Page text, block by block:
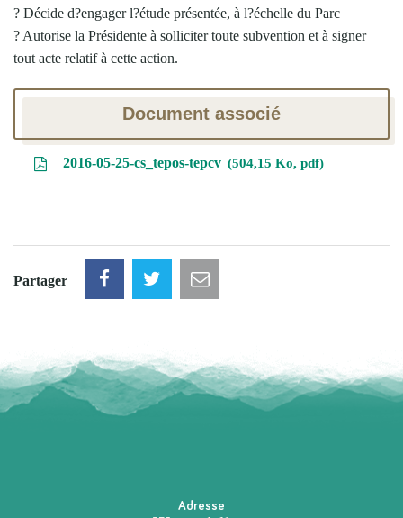
? Décide d?engager l?étude présentée, à l?échelle du Parc
? Autorise la Présidente à solliciter toute subvention et à signer
tout acte relatif à cette action.
Document associé
2016-05-25-cs_tepos-tepcv 504,15 Ko, pdf
Partager
Adresse